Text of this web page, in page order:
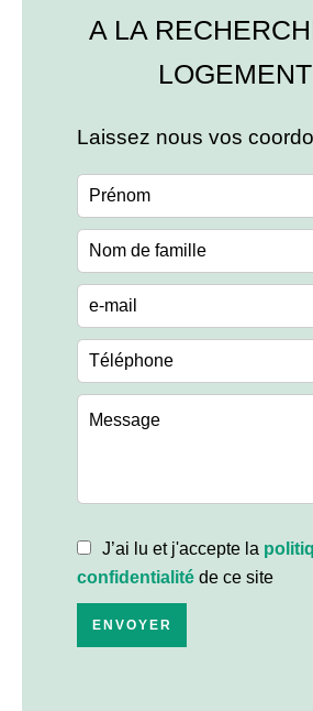
Laissez nous vos
A LA
J’ai lu et j'accepte la
confidentialité de ce site
ENVOYER